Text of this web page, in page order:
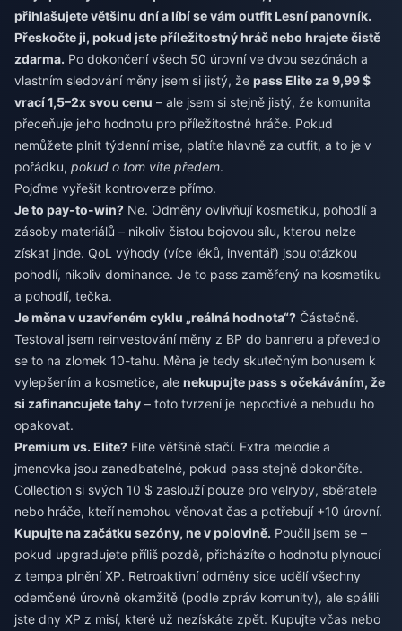
přihlašujete většinu dní a líbí se vám outfit Lesní panovník.
Přeskočte ji, pokud jste příležitostný hráč nebo hrajete čistě
zdarma. Po dokončení všech 50 úrovní ve dvou sezónách a
vlastním sledování měny jsem si jistý, že pass Elite za 9,99 $
vrací 1,5–2x svou cenu – ale jsem si stejně jistý, že komunita
přeceňuje jeho hodnotu pro příležitostné hráče. Pokud
nemůžete plnit týdenní mise, platíte hlavně za outfit, a to je v
pořádku, pokud o tom víte předem.
Pojďme vyřešit kontroverze přímo.
Je to pay-to-win? Ne. Odměny ovlivňují kosmetiku, pohodlí a
zásoby materiálů – nikoliv čistou bojovou sílu, kterou nelze
získat jinde. QoL výhody (více léků, inventář) jsou otázkou
pohodlí, nikoliv dominance. Je to pass zaměřený na kosmetiku
a pohodlí, tečka.
Je měna v uzavřeném cyklu „reálná hodnota“? Částečně.
Testoval jsem reinvestování měny z BP do banneru a převedlo
se to na zlomek 10-tahu. Měna je tedy skutečným bonusem k
vylepšením a kosmetice, ale nekupujte pass s očekáváním, že
si zafinancujete tahy – toto tvrzení je nepoctivé a nebudu ho
opakovat.
Premium vs. Elite? Elite většině stačí. Extra melodie a
jmenovka jsou zanedbatelné, pokud pass stejně dokončíte.
Collection si svých 10 $ zaslouží pouze pro velryby, sběratele
nebo hráče, kteří nemohou věnovat čas a potřebují +10 úrovní.
Kupujte na začátku sezóny, ne v polovině. Poučil jsem se –
pokud upgradujete příliš pozdě, přicházíte o hodnotu plynoucí
z tempa plnění XP. Retroaktivní odměny sice udělí všechny
odemčené úrovně okamžitě (podle zpráv komunity), ale spálili
jste dny XP z misí, které už nezískáte zpět. Kupujte včas nebo